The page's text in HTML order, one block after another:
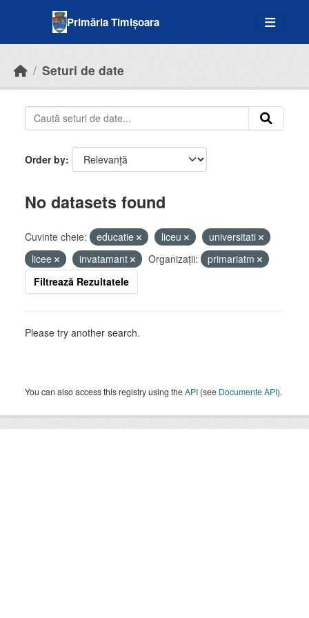
Primăria Timișoara
Seturi de date
Order by
No datasets found
Cuvinte cheie: educatie liceu
universitati
licee
invatamant Organizații:
primariatm
Filtrează Rezultatele
Please try another search.
You can also access this registry using theAPI (see Documente API).